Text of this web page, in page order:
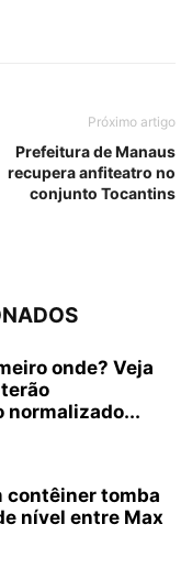
Próximo artigo
Prefeitura de Manaus
recupera anfiteatro no
conjunto Tocantins
onde? Veja
normalizado...
contêiner tomba
nível entre Max